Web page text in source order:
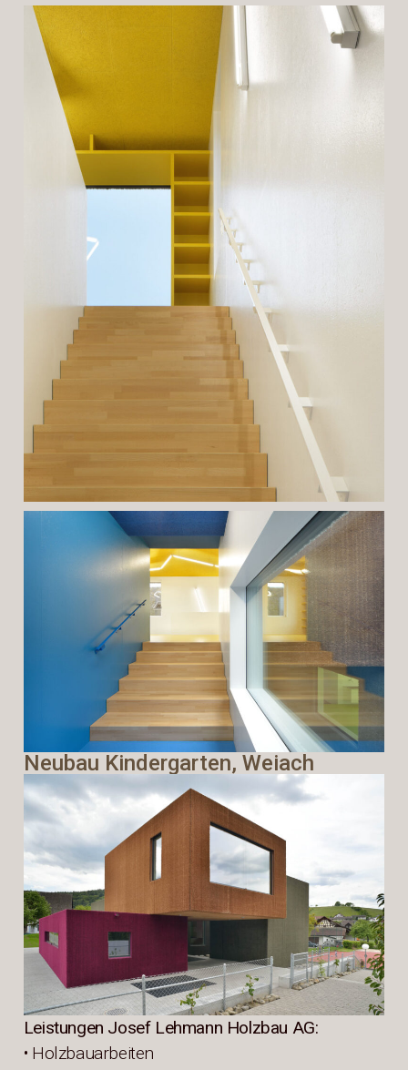
Neubau Kindergarten, Weiach
Leistungen Josef Lehmann Holzbau AG:
• Holzbauarbeiten